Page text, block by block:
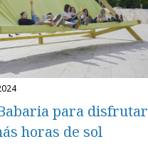
para disfrutar
horas de sol